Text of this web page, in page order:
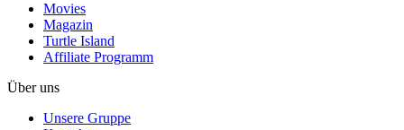
Movies
Magazin
Turtle Island
Affiliate Programm
Über uns
Unsere Gruppe